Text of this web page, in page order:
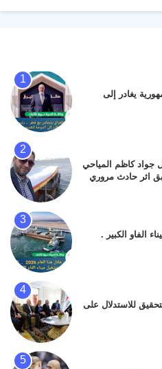
يغادر إلى
جواد كاظم المياحي
اثر حادث مروري
على الطريق
عجلة نوع كيا بنكو
البصرة الدولي .
رحمته ، و انا
للاستدلال على